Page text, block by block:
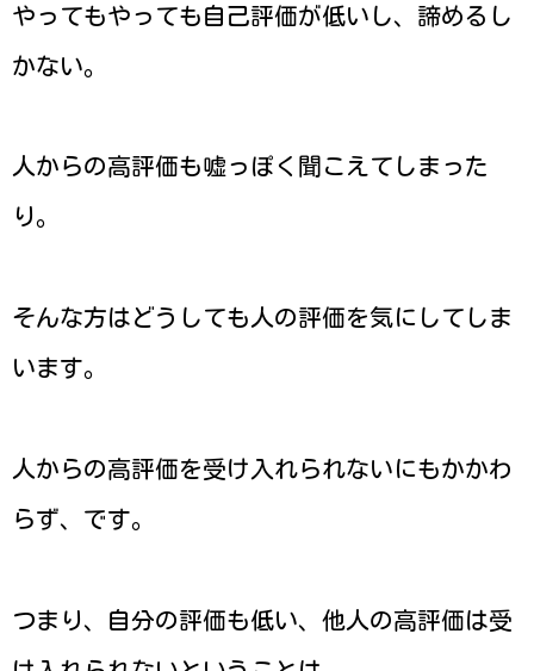
やってもやっても自己評価が低いし、諦めるし
かない。
人からの高評価も嘘っぽく聞こえてしまった
り。
そんな方はどうしても人の評価を気にしてしま
います。
人からの高評価を受け入れられないにもかかわ
らず、です。
つまり、自分の評価も低い、他人の高評価は受